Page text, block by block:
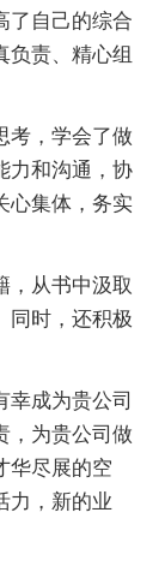
了自己的综合
负责、精心组
考，学会了做
力和沟通，协
心集体，务实
，从书中汲取
同时，还积极
幸成为贵公司
，为贵公司做
华尽展的空
力，新的业